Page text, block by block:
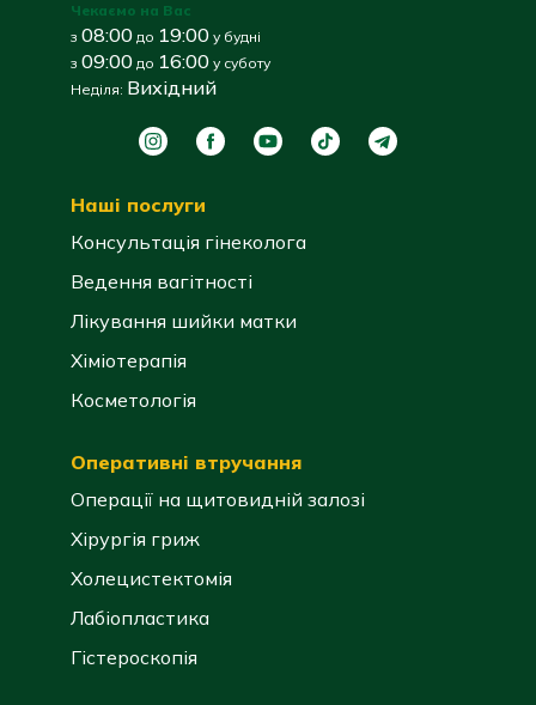
Чекаємо на Вас
з 08:00 до 19:00 у будні
з 09:00 до 16:00 у суботу
Неділя: Вихідний
Наші послуги
Консультація гінеколога
Ведення вагітності
Лікування шийки матки
Хіміотерапія
Косметологія
Оперативні втручання
Операції на щитовидній залозі
Хірургія гриж
Холецистектомія
Лабіопластика
Гістероскопія